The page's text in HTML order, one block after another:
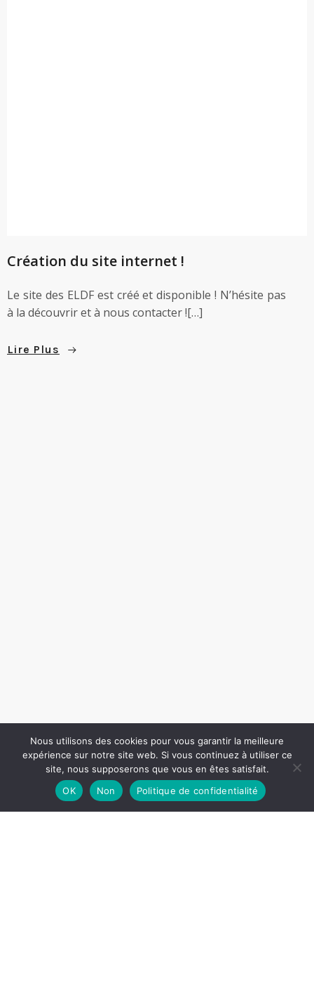
Création du site internet !
Le site des ELDF est créé et disponible ! N’hésite pas
à la découvrir et à nous contacter ![…]
Lire Plus
Nous utilisons des cookies pour vous garantir la meilleure
expérience sur notre site web. Si vous continuez à utiliser ce
site, nous supposerons que vous en êtes satisfait.
OK
Non Politique de confidentialité